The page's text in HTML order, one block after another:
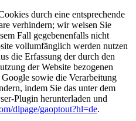
durch eine entsprechende
verhindern; wir weisen Sie
Fall gegebenenfalls nicht
vollumfänglich werden nutzen
die Erfassung der durch den
der Website bezogenen
sowie die Verarbeitung
indem Sie das unter dem
Plugin herunterladen und
dlpage/gaoptout?hl=de.